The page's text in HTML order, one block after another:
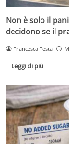
Non è solo il
decidono se il
Francesca Testa
Leggi di più